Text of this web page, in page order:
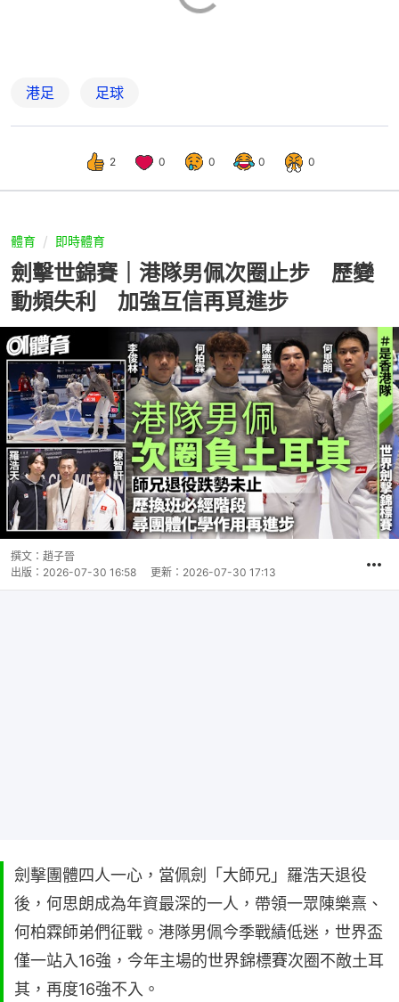
港足 足球
2 0 0 0 0
體育 即時體育
劍擊世錦賽｜港隊男佩次圈止步 歷變
動頻失利 加強互信再覓進步
撰文： 趙子晉
出版： 2026-07-30 16:58 更新： 2026-07-30 17:13
劍擊團體四人一心，當佩劍「大師兄」羅浩天退役
後，何思朗成為年資最深的一人，帶領一眾陳樂熹、
何柏霖師弟們征戰。港隊男佩今季戰績低迷，世界盃
僅一站入16強，今年主場的世界錦標賽次圈不敵土耳
其，再度16強不入。